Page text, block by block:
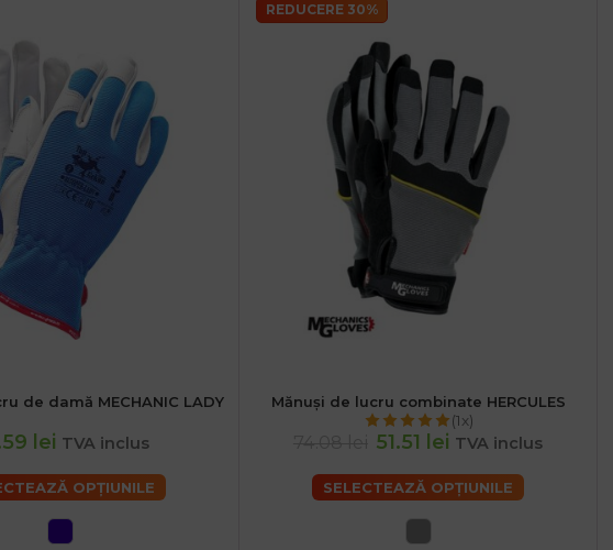
XXS XS S M
de damă MECHANIC LADY
lei TVA inclus
OPȚIUNILE
REDUCERE 30%
L
Mănuși de lucru combinate HERCULES
(1x)
51.51 lei TVA inclus
SELECTEAZĂ OPȚIUNILE